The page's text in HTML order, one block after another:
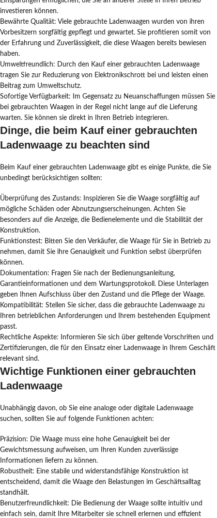
investieren können.
Bewährte Qualität: Viele gebrauchte Ladenwaagen wurden von ihren
Vorbesitzern sorgfältig gepflegt und gewartet. Sie profitieren somit von
der Erfahrung und Zuverlässigkeit, die diese Waagen bereits bewiesen
haben.
Umweltfreundlich: Durch den Kauf einer gebrauchten Ladenwaage
tragen Sie zur Reduzierung von Elektronikschrott bei und leisten einen
Beitrag zum Umweltschutz.
Sofortige Verfügbarkeit: Im Gegensatz zu Neuanschaffungen müssen Sie
bei gebrauchten Waagen in der Regel nicht lange auf die Lieferung
warten. Sie können sie direkt in Ihren Betrieb integrieren.
Dinge, die beim Kauf einer gebrauchten
Ladenwaage zu beachten sind
Beim Kauf einer gebrauchten Ladenwaage gibt es einige Punkte, die Sie
unbedingt berücksichtigen sollten:
Überprüfung des Zustands: Inspizieren Sie die Waage sorgfältig auf
mögliche Schäden oder Abnutzungserscheinungen. Achten Sie
besonders auf die Anzeige, die Bedienelemente und die Stabilität der
Konstruktion.
Funktionstest: Bitten Sie den Verkäufer, die Waage für Sie in Betrieb zu
nehmen, damit Sie ihre Genauigkeit und Funktion selbst überprüfen
können.
Dokumentation: Fragen Sie nach der Bedienungsanleitung,
Garantieinformationen und dem Wartungsprotokoll. Diese Unterlagen
geben Ihnen Aufschluss über den Zustand und die Pflege der Waage.
Kompatibilität: Stellen Sie sicher, dass die gebrauchte Ladenwaage zu
Ihren betrieblichen Anforderungen und Ihrem bestehenden Equipment
passt.
Rechtliche Aspekte: Informieren Sie sich über geltende Vorschriften und
Zertifizierungen, die für den Einsatz einer Ladenwaage in Ihrem Geschäft
relevant sind.
Wichtige Funktionen einer gebrauchten
Ladenwaage
Unabhängig davon, ob Sie eine analoge oder digitale Ladenwaage
suchen, sollten Sie auf folgende Funktionen achten:
Präzision: Die Waage muss eine hohe Genauigkeit bei der
Gewichtsmessung aufweisen, um Ihren Kunden zuverlässige
Informationen liefern zu können.
Robustheit: Eine stabile und widerstandsfähige Konstruktion ist
entscheidend, damit die Waage den Belastungen im Geschäftsalltag
standhält.
Benutzerfreundlichkeit: Die Bedienung der Waage sollte intuitiv und
einfach sein, damit Ihre Mitarbeiter sie schnell erlernen und effizient